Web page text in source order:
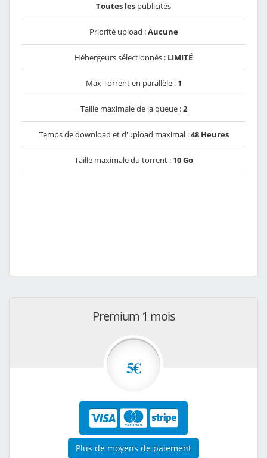
Toutes les publicités
Priorité upload :Aucune
Hébergeurs sélectionnés : LIMITÉ
Max Torrent en parallèle : 1
Taille maximale de la queue :2
Temps de download et d'upload maximal :48 Heures
Taille maximale du torrent : 10 Go
Premium 1 mois
5€
Plus de moyens de paiement